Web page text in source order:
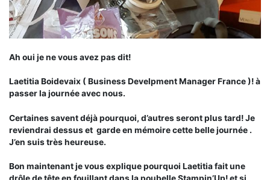
Ah oui je ne vous avez pas dit!
Laetitia Boidevaix ( Business Develpment Manager France )! à
passer la journée avec nous.
Certaines savent déjà pourquoi, d’autres seront plus tard! Je
reviendrai dessus et garde en mémoire cette belle journée .
J’en suis très heureuse.
Bon maintenant je vous explique pourquoi Laetitia fait une